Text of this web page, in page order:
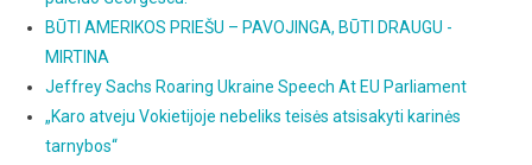
BŪTI AMERIKOS PRIEŠU – PAVOJINGA, BŪTI DRAUGU -
MIRTINA
Jeffrey Sachs Roaring Ukraine Speech At EU Parliament
„Karo atveju Vokietijoje nebeliks teisės atsisakyti karinės
tarnybos“